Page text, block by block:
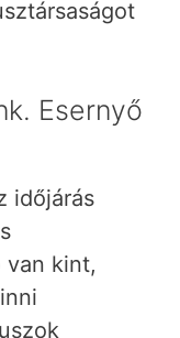
Esernyő
időjárás
van kint,